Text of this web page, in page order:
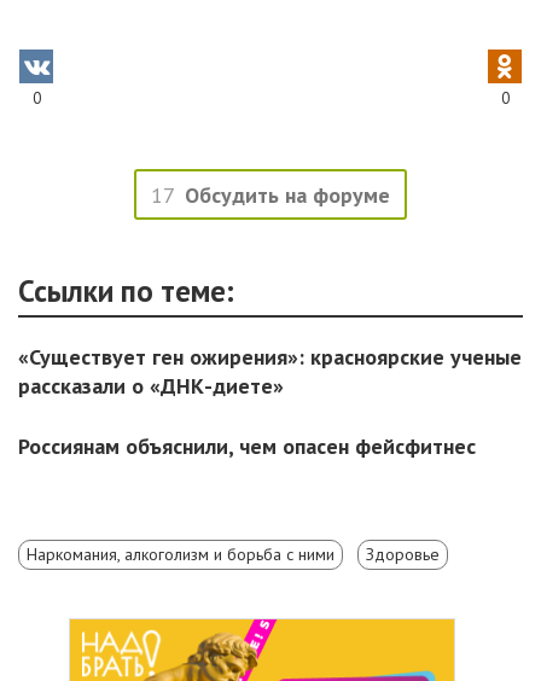
0 0
17 Обсудить на форуме
Ссылки по теме:
«Существует ген ожирения»: красноярские ученые
рассказали о «ДНК-диете»
Россиянам объяснили, чем опасен фейсфитнес
Наркомания, алкоголизм и борьба с ними Здоровье